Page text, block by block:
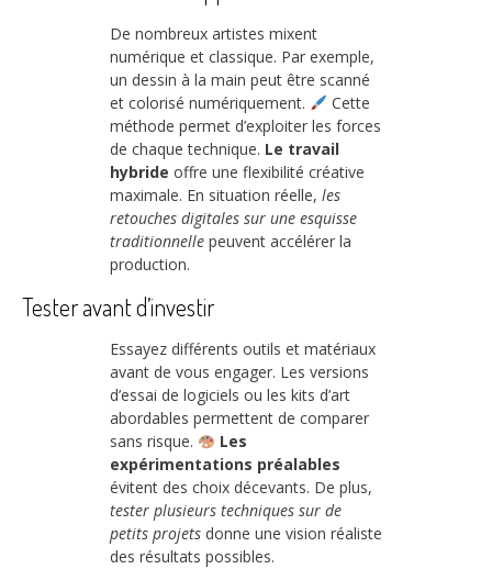
De nombreux artistes mixent
numérique et classique. Par exemple,
un dessin à la main peut être scanné
et colorisé numériquement.
Cette
méthode permet d’exploiter les forces
de chaque technique. Le travail
hybride offre une flexibilité créative
maximale. En situation réelle, les
retouches digitales sur une esquisse
traditionnelle peuvent accélérer la
production.
Tester avant d’investir
Essayez différents outils et matériaux
avant de vous engager. Les versions
d’essai de logiciels ou les kits d’art
abordables permettent de comparer
sans risque.
Les
expérimentations préalables
évitent des choix décevants. De plus,
tester plusieurs techniques sur de
petits projets donne une vision réaliste
des résultats possibles.